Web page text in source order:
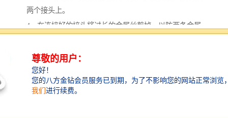
两个接头上。
4、在连接好的接头将过长的金属丝剪掉，以防两条金属
5、旋开拉线开关的盖子，可以看见那里有一个金属转
轴，它的一端是有洞的。
6、拉线开关的塑料外壳侧面也有一个洞，先将拉线穿过